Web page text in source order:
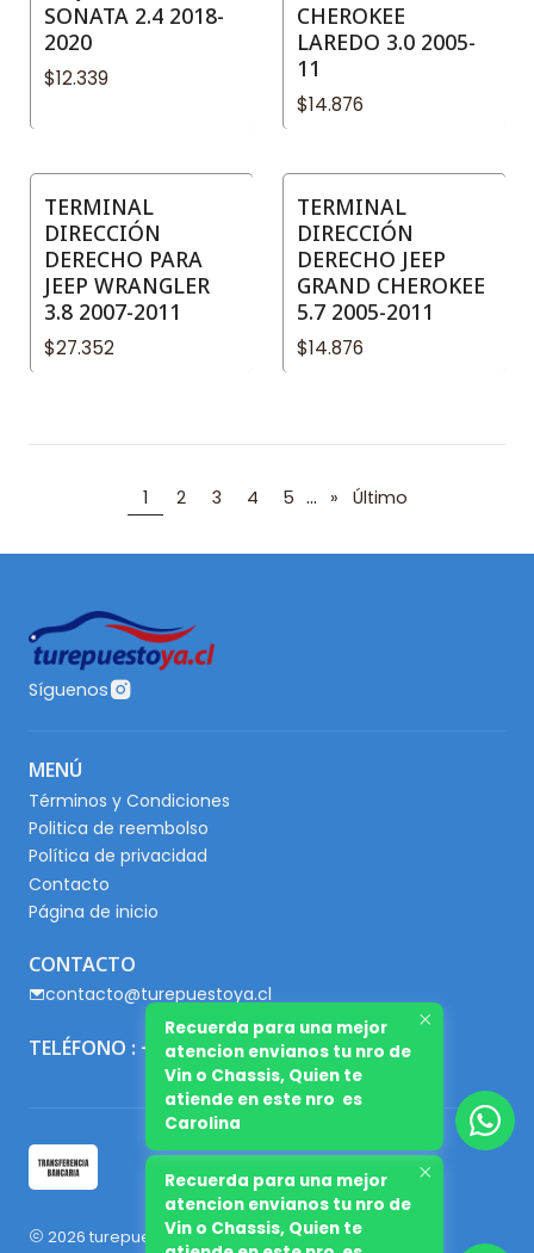
SONATA 2.4 2018-
2020
$12.339
CHEROKEE
LAREDO 3.0 2005-
11
$14.876
TERMINAL
DIRECCIÓN
DERECHO PARA
JEEP WRANGLER
3.8 2007-2011
$27.352
TERMINAL
DIRECCIÓN
DERECHO JEEP
GRAND CHEROKEE
5.7 2005-2011
$14.876
1 2 3 4 5 ... » Último
Síguenos
MENÚ
Términos y Condiciones
Politica de reembolso
Política de privacidad
Contacto
Página de inicio
CONTACTO
contacto@turepuestoya.cl
TELÉFONO : +56 9 65667345
2026 turepuestoya.cl.
Recuerda para una mejor
atencion envianos tu nro de
Vin o Chassis, Quien te
Recuerda para una mejor
atencion envianos tu nro de
Vin o Chassis, Quien te
atiende en este nro es
Carolina